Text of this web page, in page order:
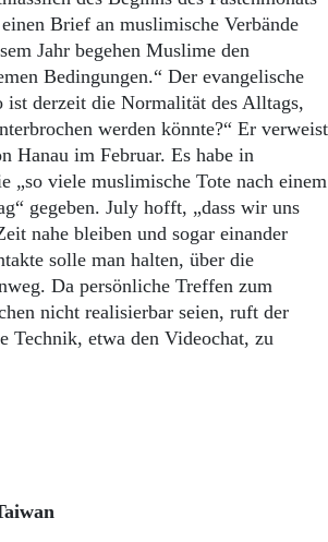
Brief an muslimische Verbände
Jahr begehen Muslime den
Bedingungen.“ Der evangelische
ist derzeit die Normalität des Alltags,
werden könnte?“ Er verweist
Hanau im Februar. Es habe in
„so viele muslimische Tote nach einem
gegeben. July hofft, „dass wir uns
nahe bleiben und sogar einander
solle man halten, über die
Da persönliche Treffen zum
nicht realisierbar seien, ruft der
Technik, etwa den Videochat, zu